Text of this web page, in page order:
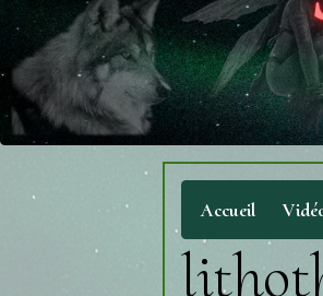
Accueil